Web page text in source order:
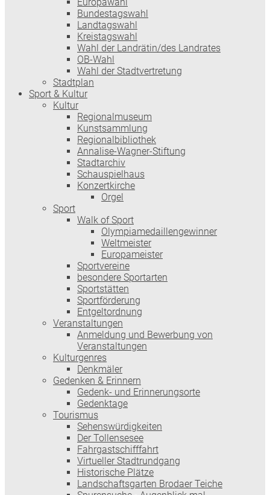
Bundestagswahl
Landtagswahl
Kreistagswahl
Wahl der Landrätin/des Landrates
OB-Wahl
Wahl der Stadtvertretung
Stadtplan
Sport & Kultur
Kultur
Regionalmuseum
Kunstsammlung
Regionalbibliothek
Annalise-Wagner-Stiftung
Stadtarchiv
Schauspielhaus
Konzertkirche
Orgel
Sport
Walk of Sport
Olympiamedaillengewinner
Weltmeister
Europameister
Sportvereine
besondere Sportarten
Sportstätten
Sportförderung
Entgeltordnung
Veranstaltungen
Anmeldung und Bewerbung von
Veranstaltungen
Kulturgenres
Denkmäler
Gedenken & Erinnern
Gedenk- und Erinnerungsorte
Gedenktage
Tourismus
Sehenswürdigkeiten
Der Tollensesee
Fahrgastschifffahrt
Virtueller Stadtrundgang
Historische Plätze
Landschaftsgarten Brodaer Teiche